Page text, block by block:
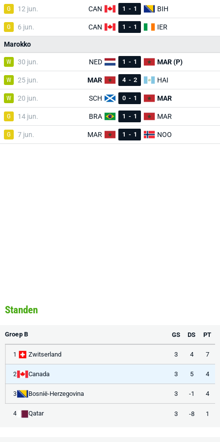
G 12 jun. CAN 1 - 1 BIH
G 6 jun. CAN 1 - 1 IER
Marokko
W 30 jun. NED 1 - 1 MAR (P)
W 25 jun. MAR 4 - 2 HAI
W 20 jun. SCH 0 - 1 MAR
G 14 jun. BRA 1 - 1 MAR
G 7 jun. MAR 1 - 1 NOO
Standen
Groep B GS DS PT
1 Zwitserland 3 4 7
2 Canada 3 5 4
3 Bosnië-Herzegovina 3 -1 4
4 Qatar 3 -8 1